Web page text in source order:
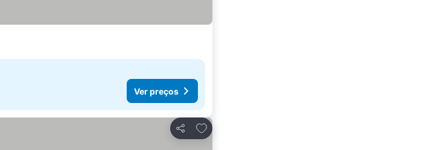
Ver preços
Partilhar
Adicionar aos favoritos